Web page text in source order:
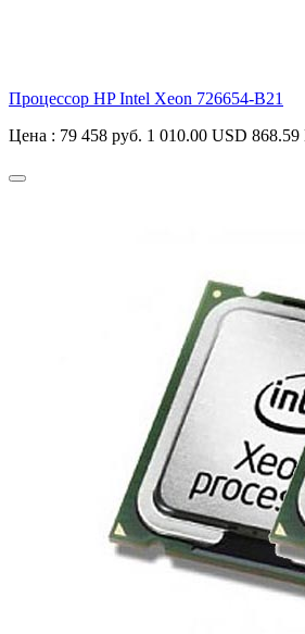
Процессор HP Intel Xeon 726654-B21
Цена : 79 458 руб. 1 010.00 USD 868.59